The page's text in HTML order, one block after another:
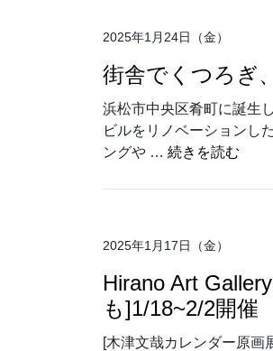
2025年1月24日（金）
街舎でくつろぎ
浜松市中央区肴町に誕生
ビルをリノベーションし
ングや … 続きを読む
2025年1月17日（金）
Hirano Art
も]1/18~2/2開催
[木津文哉カレンダー原画